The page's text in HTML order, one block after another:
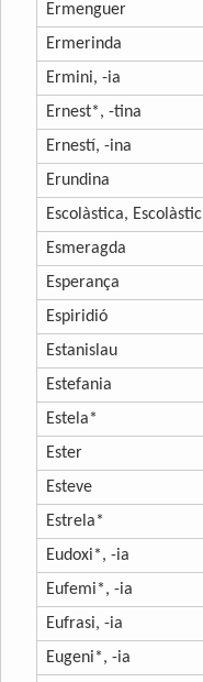
Ermenguer
Ermerinda
Ermini, -ia
Ernest*, -tina
Ernestí, -ina
Erundina
Escolàstica, Escolàstic
Esmeragda
Esperança
Espiridió
Estanislau
Estefania
Estela*
Ester
Esteve
Estrela*
Eudoxi*, -ia
Eufemi*, -ia
Eufrasi, -ia
Eugeni*, -ia